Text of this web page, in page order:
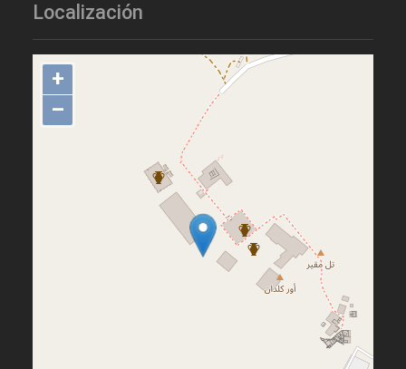
Localización
+
–